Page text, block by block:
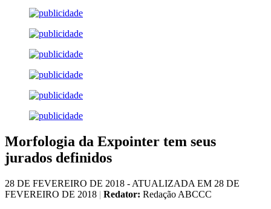
Morfologia da Expointer tem seus
jurados definidos
28 DE FEVEREIRO DE 2018 - ATUALIZADA EM 28 DE
FEVEREIRO DE 2018 | Redator: Redação ABCCC